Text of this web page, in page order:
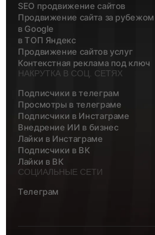
SEO продвижение сайтов
Продвижение сайта за рубежом
в Google
в ТОП Яндекс
Продвижение сайтов услуг
Контекстная реклама под ключ
НАКРУТКА В СОЦ. СЕТЯХ
Подписчики в телеграм
Просмотры в телеграме
Подписчики в Инстаграме
Внедрение ИИ в бизнес
Лайки в Инстаграме
Подписчики в ВК
Лайки в ВК
СОЦИАЛЬНЫЕ СЕТИ
Телеграм